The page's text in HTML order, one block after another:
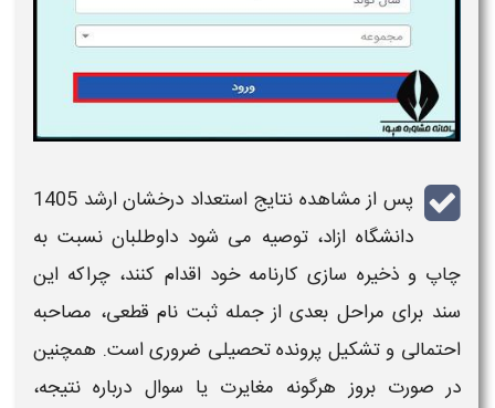
پس از مشاهده
نتایج استعداد درخشان ارشد 1405
دانشگاه ازاد، توصیه می‌ شود داوطلبان نسبت به
چاپ و ذخیره‌ سازی کارنامه خود اقدام کنند، چراکه این
سند برای مراحل بعدی از جمله ثبت‌ نام قطعی، مصاحبه
احتمالی و تشکیل پرونده تحصیلی ضروری است. همچنین
در صورت بروز هرگونه مغایرت یا سوال درباره نتیجه،